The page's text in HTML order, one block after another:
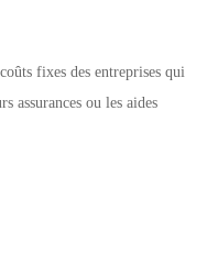
fixes des entreprises qui
assurances ou les aides